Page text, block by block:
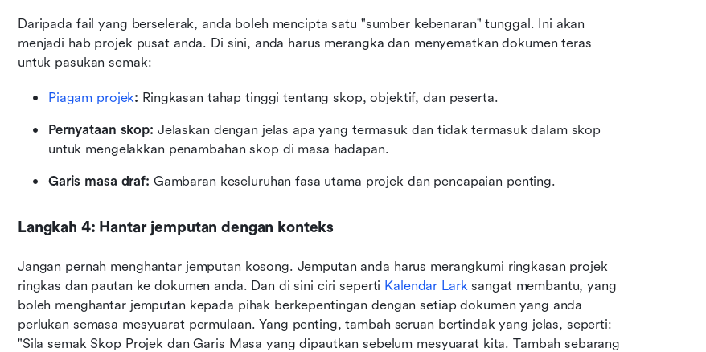
Daripada fail yang berselerak, anda boleh mencipta satu "sumber kebenaran" tunggal. Ini akan
menjadi hab projek pusat anda. Di sini, anda harus merangka dan menyematkan dokumen teras
untuk pasukan semak:
Piagam projek: Ringkasan tahap tinggi tentang skop, objektif, dan peserta.
Pernyataan skop: Jelaskan dengan jelas apa yang termasuk dan tidak termasuk dalam skop
untuk mengelakkan penambahan skop di masa hadapan.
Garis masa draf: Gambaran keseluruhan fasa utama projek dan pencapaian penting.
Langkah 4: Hantar jemputan dengan konteks
Jangan pernah menghantar jemputan kosong. Jemputan anda harus merangkumi ringkasan projek
ringkas dan pautan ke dokumen anda. Dan di sini ciri seperti Kalendar Lark sangat membantu, yang
boleh menghantar jemputan kepada pihak berkepentingan dengan setiap dokumen yang anda
perlukan semasa mesyuarat permulaan. Yang penting, tambah seruan bertindak yang jelas, seperti:
"Sila semak Skop Projek dan Garis Masa yang dipautkan sebelum mesyuarat kita. Tambah sebarang